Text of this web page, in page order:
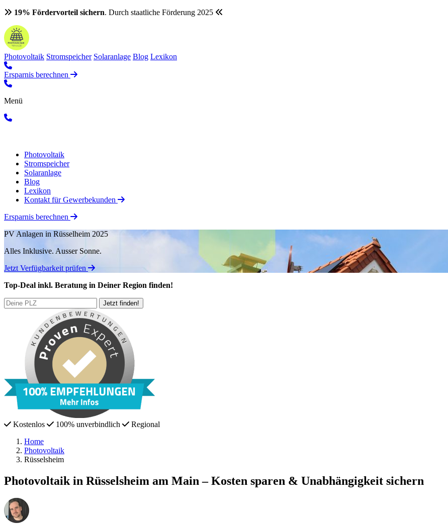
19% Fördervorteil sichern. Durch staatliche Förderung 2025
Photovoltaik Stromspeicher Solaranlage Blog Lexikon
Ersparnis berechnen
Menü
Photovoltaik
Stromspeicher
Solaranlage
Blog
Lexikon
Kontakt für Gewerbekunden
Ersparnis berechnen
PV Anlagen in Rüsselheim 2025
Alles Inklusive. Ausser Sonne.
Jetzt Verfügbarkeit prüfen
Top-Deal inkl. Beratung in Deiner Region finden!
Kostenlos 100% unverbindlich
Regional
Home
Photovoltaik
Rüsselsheim
Photovoltaik in Rüsselsheim am Main – Kosten sparen & Unabhängigkeit sichern